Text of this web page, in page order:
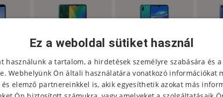
Huawei Y6p
Huawei Y7
(2019)
Ez a weboldal sütiket használ
használunk a tartalom, a hirdetések személyre szabására és
Webhelyünk Ön általi használatára vonatkozó információkat
elemző partnereinkkel is, akik egyesíthetik azokat más